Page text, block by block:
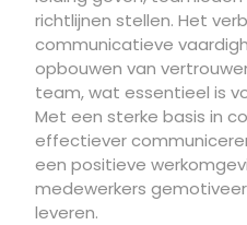
richtlijnen stellen. Het
communicatieve
opbouwen van
team, wat essentieel is
Met een sterke basis in
effectiever
een positieve
medewerkers
leveren.